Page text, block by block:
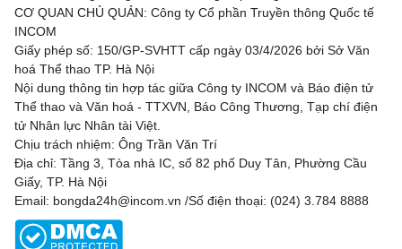
CƠ QUAN CHỦ QUẢN: Công ty Cổ phần Truyền thông Quốc tế
INCOM
Giấy phép số: 150/GP-SVHTT cấp ngày 03/4/2026 bởi Sở Văn
hoá Thể thao TP. Hà Nội
Nội dung thông tin hợp tác giữa Công ty INCOM và Báo điện tử
Thể thao và Văn hoá - TTXVN, Báo Công Thương, Tạp chí điện
tử Nhân lực Nhân tài Việt.
Chịu trách nhiệm: Ông Trần Văn Trí
Địa chỉ: Tầng 3, Tòa nhà IC, số 82 phố Duy Tân, Phường Cầu
Giấy, TP. Hà Nội
Email: bongda24h@incom.vn /Số điện thoại: (024) 3.784 8888